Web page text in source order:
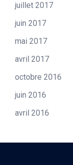
juillet 2017
juin 2017
mai 2017
avril 2017
octobre 2016
juin 2016
avril 2016